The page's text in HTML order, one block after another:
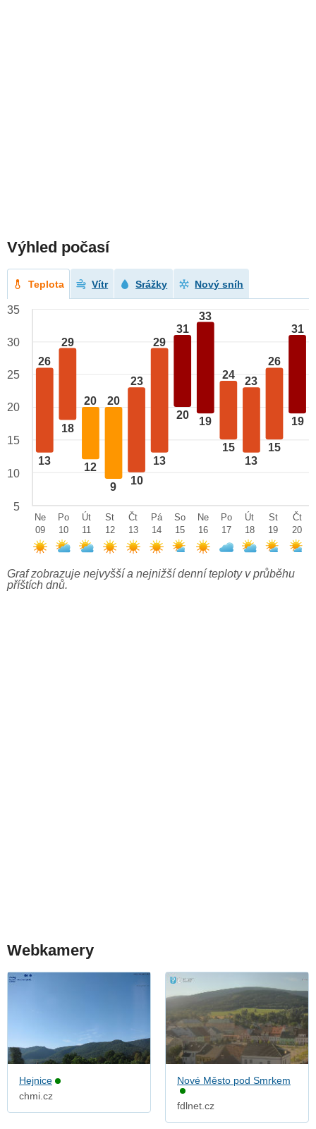
Výhled počasí
Teplota Vítr Srážky Nový sníh
26
13
29
18
20
12
20
9
23
10
29
13
31
20
33
19
24
15
23
13
26
15
31
19
35
30
25
20
15
10
5
Ne
09
Po
10
Út
11
St
12
Čt
13
Pá
14
So
15
Ne
16
Po
17
Út
18
St
19
Čt
20
Graf zobrazuje nejvyšší a nejnižší denní teploty v průběhu
příštích dnů.
Webkamery
Hejnice
chmi.cz
Nové Město pod Smrkem
fdlnet.cz